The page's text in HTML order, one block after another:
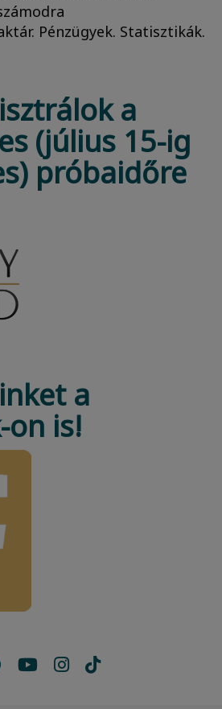
Pénzügyek. Statisztikák.
a
(július 15-ig
próbaidőre
a
on is!